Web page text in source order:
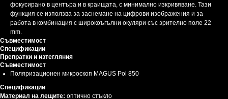
фокусирано в центъра и в краищата, с минимално изкривяване. Тази
функция се използва за заснемане на цифрови изображения и за
работа в комбинация с широкоъгълни окуляри със зрително поле 22
mm.
Съвместимост
Спецификации
Препратки и изтегляния
Съвместимост
Поляризационен микроскоп MAGUS Pol 850
Спецификации
Материал на лещите: оптично стъкло